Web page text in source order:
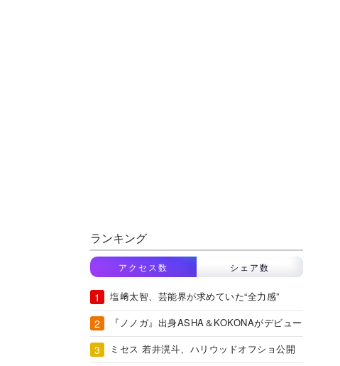
ランキング
アクセス数 シェア数
塩﨑太智、芸能界が求めていた“全力感”
『ノノガ』出身ASHA＆KOKONAがデビュー
ミセス 若井滉斗、ハリウッドオフショ公開